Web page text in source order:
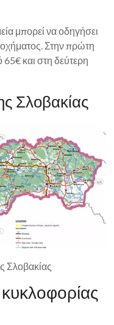
μπορεί να οδηγήσει
Στην πρώτη
και στη δεύτερη
Σλοβακίας
Σλοβακίας
κυκλοφορίας